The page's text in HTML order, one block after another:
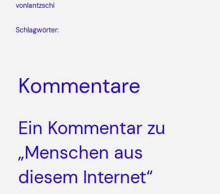
vonlantzschi
Schlagwörter:
Kommentare
Ein Kommentar zu
„Menschen aus
diesem Internet“